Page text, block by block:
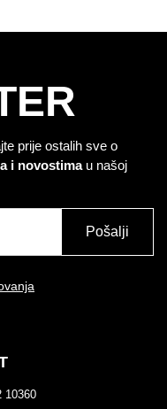
prije ostalih sve o
i novostimau našoj
Pošalji
10360